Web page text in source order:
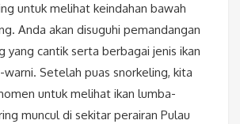
untuk melihat keindahan bawah
Anda akan disuguhi pemandangan
yang cantik serta berbagai jenis ikan
Setelah puas snorkeling, kita
untuk melihat ikan lumba-
muncul di sekitar perairan Pulau